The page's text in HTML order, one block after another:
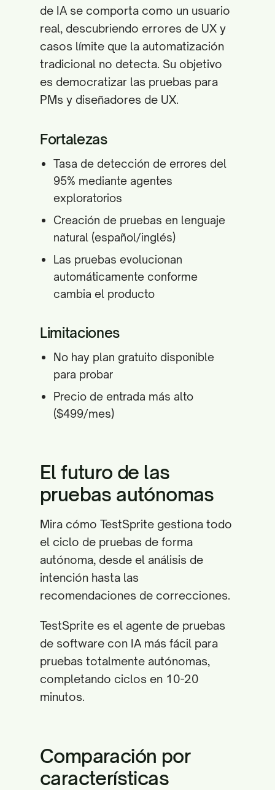
de IA se comporta como un usuario
real, descubriendo errores de UX y
casos límite que la automatización
tradicional no detecta. Su objetivo
es democratizar las pruebas para
PMs y diseñadores de UX.
Fortalezas
Tasa de detección de errores del
95% mediante agentes
exploratorios
Creación de pruebas en lenguaje
natural (español/inglés)
Las pruebas evolucionan
automáticamente conforme
cambia el producto
Limitaciones
No hay plan gratuito disponible
para probar
Precio de entrada más alto
($499/mes)
El futuro de las
pruebas autónomas
Mira cómo TestSprite gestiona todo
el ciclo de pruebas de forma
autónoma, desde el análisis de
intención hasta las
recomendaciones de correcciones.
TestSprite es el agente de pruebas
de software con IA más fácil para
pruebas totalmente autónomas,
completando ciclos en 10-20
minutos.
Comparación por
características